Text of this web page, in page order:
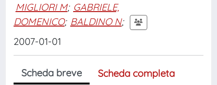
MIGLIORI M; GABRIELE,
DOMENICO; BALDINO N;
2007-01-01
Scheda breve
Scheda completa